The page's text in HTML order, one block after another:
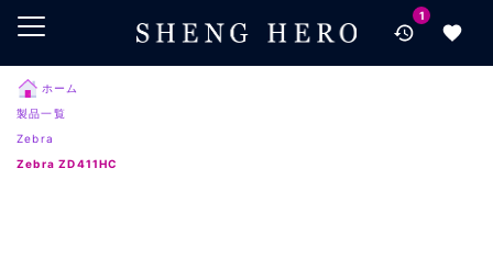
メインコンテンツにスキップ
検索にスキップ
フッターにスキップ
1
ホーム
製品一覧
Zebra
Zebra ZD411HC